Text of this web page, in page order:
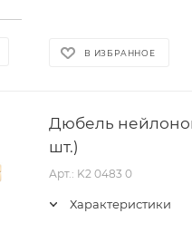
В ИЗБРАННОЕ
Дюбель
шт.)
Арт.: K2 0483 0
Характеристики